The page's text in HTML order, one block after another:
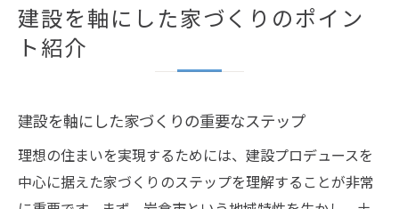
建設を軸にした家づくりのポイン
ト紹介
建設を軸にした家づくりの重要なステップ
理想の住まいを実現するためには、建設プロデュースを
中心に据えた家づくりのステップを理解することが非常